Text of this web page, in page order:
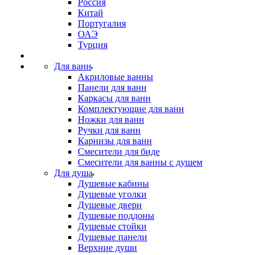
Россия
Китай
Португалия
ОАЭ
Турция
Для ванн
Акриловые ванны
Панели для ванн
Каркасы для ванн
Комплектующие для ванн
Ножки для ванн
Ручки для ванн
Карнизы для ванн
Смесители для биде
Смесители для ванны с душем
Для душа
Душевые кабины
Душевые уголки
Душевые двери
Душевые поддоны
Душевые стойки
Душевые панели
Верхние души